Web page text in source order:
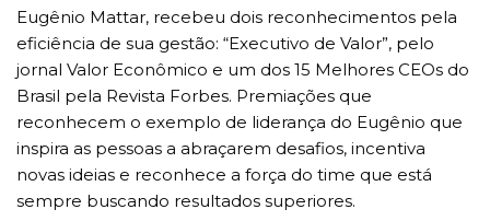
Eugênio Mattar, recebeu dois reconhecimentos pela
eficiência de sua gestão: “Executivo de Valor”, pelo
jornal Valor Econômico e um dos 15 Melhores CEOs do
Brasil pela Revista Forbes. Premiações que
reconhecem o exemplo de liderança do Eugênio que
inspira as pessoas a abraçarem desafios, incentiva
novas ideias e reconhece a força do time que está
sempre buscando resultados superiores.